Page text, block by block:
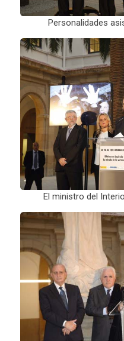
Personalidades
El ministro del